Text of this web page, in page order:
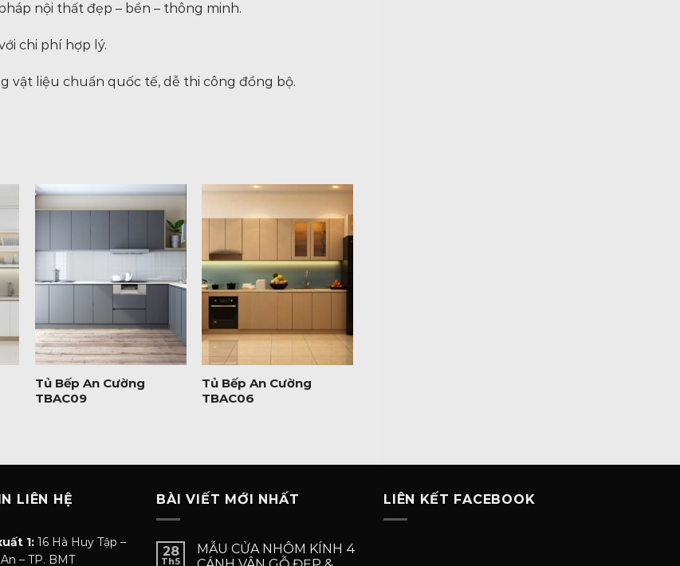
nội thất đẹp – bền – thông minh.
chi phí hợp lý.
vật liệu chuẩn quốc tế, dễ thi công đồng bộ.
+
Tủ Bếp An Cường
TBAC09
Tủ Bếp An Cường
TBAC06
LIÊN HỆ
1: 16 Hà Huy Tập –
– TP. BMT
BÀI VIẾT MỚI NHẤT
28
Th5
MẪU CỬA NHÔM KÍNH 4
LIÊN KẾT FACEBOOK